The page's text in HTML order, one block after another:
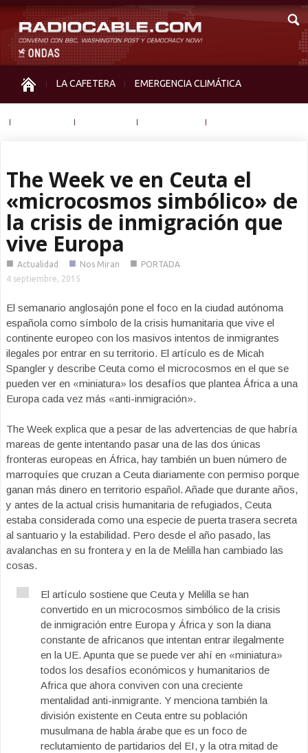
LA CAFETERA EMERGENCIA CLIMÁTICA
The Week ve en Ceuta el
«microcosmos simbólico» de
la crisis de inmigración que
vive Europa
■ Actualidad ■ Nos Miran ■ PORTADA
4 septiembre, 2015
El semanario anglosajón pone el foco en la ciudad autónoma
española como símbolo de la crisis humanitaria que vive el
continente europeo con los masivos intentos de inmigrantes
ilegales por entrar en su territorio. El artículo es de Micah
Spangler y describe Ceuta como el microcosmos en el que se
pueden ver en «miniatura» los desafíos que plantea África a una
Europa cada vez más «anti-inmigración».
The Week explica que a pesar de las advertencias de que habría
mareas de gente intentando pasar una de las dos únicas
fronteras europeas en África, hay también un buen número de
marroquíes que cruzan a Ceuta diariamente con permiso porque
ganan más dinero en territorio español. Añade que durante años,
y antes de la actual crisis humanitaria de refugiados, Ceuta
estaba considerada como una especie de puerta trasera secreta
al santuario y la estabilidad. Pero desde el año pasado, las
avalanchas en su frontera y en la de Melilla han cambiado las
cosas.
El artículo sostiene que Ceuta y Melilla se han
convertido en un microcosmos simbólico de la crisis
de inmigración entre Europa y África y son la diana
constante de africanos que intentan entrar ilegalmente
en la UE. Apunta que se puede ver ahí en «miniatura»
todos los desafíos económicos y humanitarios de
Africa que ahora conviven con una creciente
mentalidad anti-inmigrante. Y menciona también la
división existente en Ceuta entre su población
musulmana de habla árabe que es un foco de
reclutamiento de partidarios del EI, y la otra mitad de